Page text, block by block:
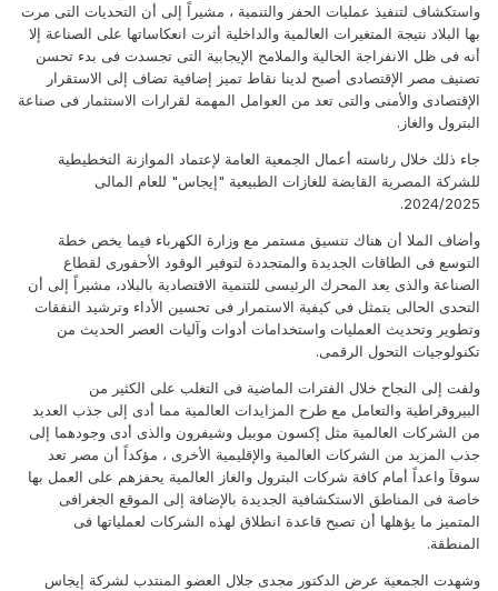
واستكشاف لتنفيذ عمليات الحفر والتنمية ، مشيراً إلى أن التحديات التى مرت
بها البلاد نتيجة المتغيرات العالمية والداخلية أثرت انعكاساتها على الصناعة إلا
أنه فى ظل الانفراجة الحالية والملامح الإيجابية التى تجسدت فى بدء تحسن
تصنيف مصر الإقتصادى أصبح لدينا نقاط تميز إضافية تضاف إلى الاستقرار
الإقتصادى والأمنى والتى تعد من العوامل المهمة لقرارات الاستثمار فى صناعة
البترول والغاز.
جاء ذلك خلال رئاسته أعمال الجمعية العامة لإعتماد الموازنة التخطيطية
للشركة المصرية القابضة للغازات الطبيعية "إيجاس" للعام المالى
2024/2025.
وأضاف الملا أن هناك تنسيق مستمر مع وزارة الكهرباء فيما يخص خطة
التوسع فى الطاقات الجديدة والمتجددة لتوفير الوقود الأحفورى لقطاع
الصناعة والذى يعد المحرك الرئيسى للتنمية الاقتصادية بالبلاد، مشيراً إلى أن
التحدى الحالى يتمثل فى كيفية الاستمرار فى تحسين الأداء وترشيد النفقات
وتطوير وتحديث العمليات واستخدامات أدوات وآليات العصر الحديث من
تكنولوجيات التحول الرقمى.
ولفت إلى النجاح خلال الفترات الماضية فى التغلب على الكثير من
البيروقراطية والتعامل مع طرح المزايدات العالمية مما أدى إلى جذب العديد
من الشركات العالمية مثل إكسون موبيل وشيفرون والذى أدى وجودهما إلى
جذب المزيد من الشركات العالمية والإقليمية الأخرى ، مؤكداً أن مصر تعد
سوقاَ واعداً أمام كافة شركات البترول والغاز العالمية يحفزهم على العمل بها
خاصة فى المناطق الاستكشافية الجديدة بالإضافة إلى الموقع الجغرافى
المتميز ما يؤهلها أن تصبح قاعدة انطلاق لهذه الشركات لعملياتها فى
المنطقة.
وشهدت الجمعية عرض الدكتور مجدى جلال العضو المنتدب لشركة إيجاس